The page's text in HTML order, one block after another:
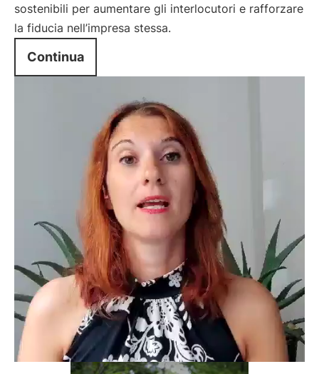
sostenibili per aumentare gli interlocutori e rafforzare
la fiducia nell’impresa stessa.
Continua